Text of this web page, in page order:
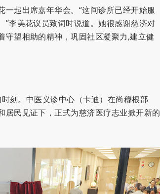
起出席嘉年华会。“这间诊所已经开始服
李美花议员致词时说道。她很感谢慈济对
守望相助的精神，巩固社区凝聚力,建立健
刻。中医义诊中心（卡迪）在尚穆根部
民见证下，正式为慈济医疗志业掀开新的